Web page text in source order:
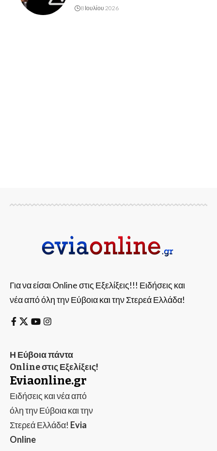
8 Ιουλίου 2026
Για να είσαι Online στις Εξελίξεις!!! Ειδήσεις και
νέα από όλη την Εύβοια και την Στερεά Ελλάδα!
Η Εύβοια πάντα
Online στις Εξελίξεις!
Eviaonline.gr
Ειδήσεις και νέα από
όλη την Εύβοια και την
Στερεά Ελλάδα! Evia
Online